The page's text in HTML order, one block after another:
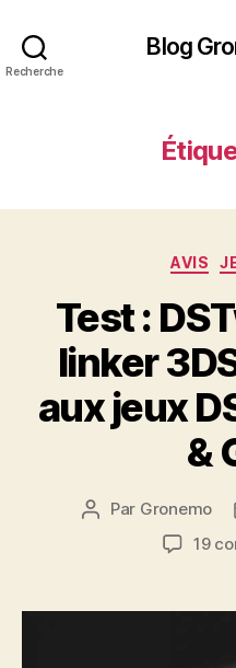
Recherche
Blog
AVIS
Test :
linker
aux jeux
&
Auteur
Par Gronemo
19